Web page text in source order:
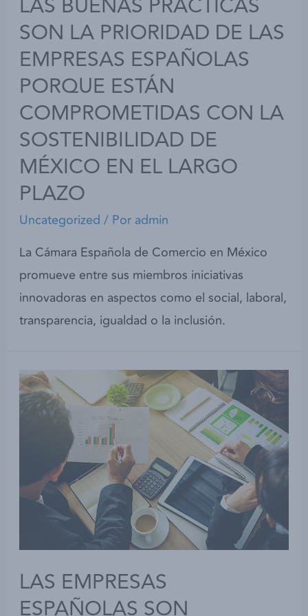
SON LA PRIORIDAD DE LAS
EMPRESAS ESPAÑOLAS
PORQUE ESTÁN
COMPROMETIDAS CON LA
SOSTENIBILIDAD DE
MÉXICO EN EL LARGO
PLAZO
Uncategorized / Por admin
La Cámara Española de Comercio en México
promueve entre sus miembros iniciativas
innovadoras en aspectos como el social, laboral,
transparencia, igualdad o la inclusión.
LAS EMPRESAS
ESPAÑOLAS SON